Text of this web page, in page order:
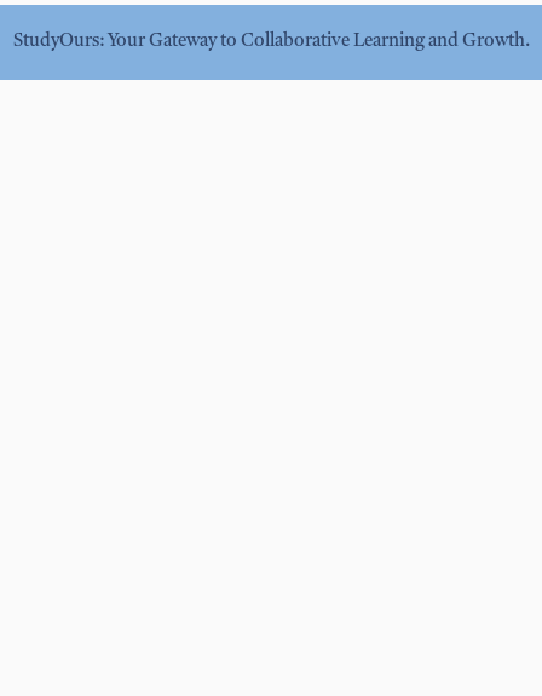
StudyOurs: Your Gateway to Collaborative Learning and Growth.